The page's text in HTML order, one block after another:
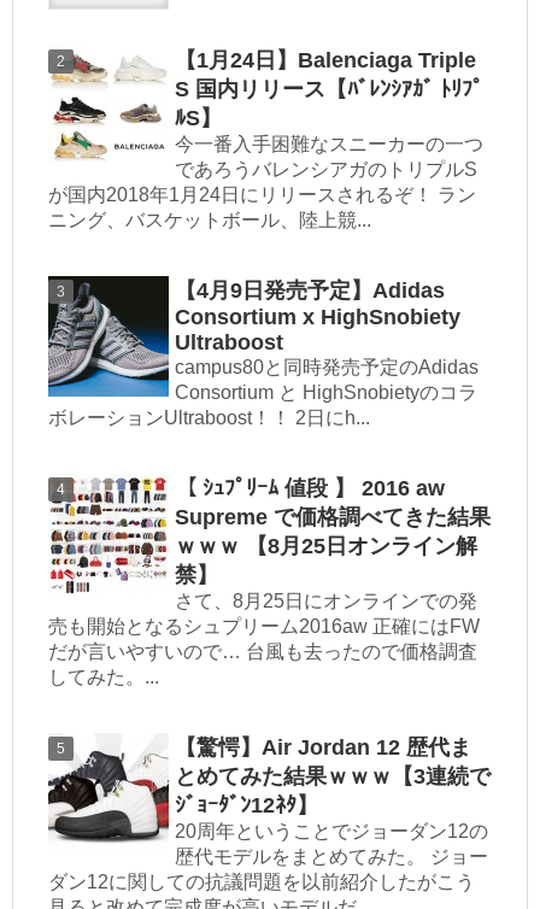
【1月24日】Balenciaga Triple
S 国内リリース【ﾊﾞﾚﾝｼｱｶﾞ ﾄﾘﾌﾟ
ﾙS】
今一番入手困難なスニーカーの一つ
であろうバレンシアガのトリプルS
が国内2018年1月24日にリリースされるぞ！ ラン
ニング、バスケットボール、陸上競...
【4月9日発売予定】Adidas
Consortium x HighSnobiety
Ultraboost
campus80と同時発売予定のAdidas
Consortium と HighSnobietyのコラ
ボレーションUltraboost！！ 2日にh...
【 ｼｭﾌﾟﾘｰﾑ 値段 】 2016 aw
Supreme で価格調べてきた結果
ｗｗｗ 【8月25日オンライン解
禁】
さて、8月25日にオンラインでの発
売も開始となるシュプリーム2016aw 正確にはFW
だが言いやすいので… 台風も去ったので価格調査
してみた。...
【驚愕】Air Jordan 12 歴代ま
とめてみた結果ｗｗｗ【3連続で
ｼﾞｮｰﾀﾞﾝ12ﾈﾀ】
20周年ということでジョーダン12の
歴代モデルをまとめてみた。 ジョー
ダン12に関しての抗議問題を以前紹介したがこう